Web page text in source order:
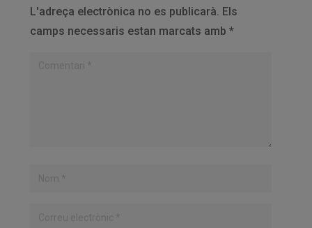
L'adreça electrònica no es publicarà. Els
camps necessaris estan marcats amb*